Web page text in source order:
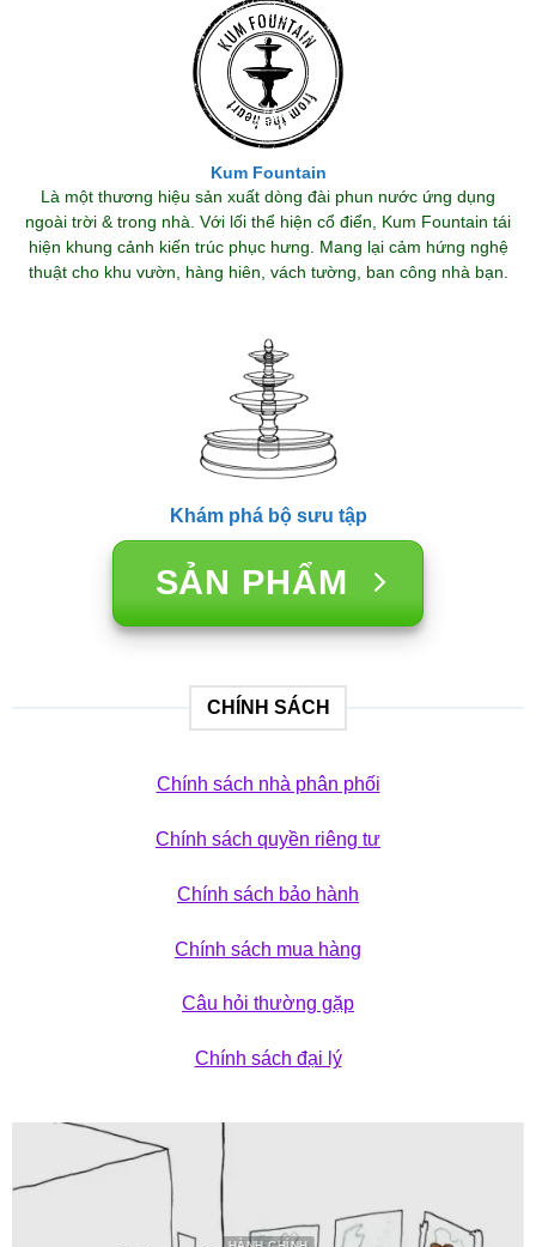
Kum Fountain
Là một thương hiệu sản xuất dòng đài phun nước ứng dụng
ngoài trời & trong nhà. Với lối thể hiện cổ điển, Kum Fountain tái
hiện khung cảnh kiến trúc phục hưng. Mang lại cảm hứng nghệ
thuật cho khu vườn, hàng hiên, vách tường, ban công nhà bạn.
Khám phá bộ sưu tập
SẢN PHẨM
CHÍNH SÁCH
Chính sách nhà phân phối
Chính sách quyền riêng tư
Chính sách bảo hành
Chính sách mua hàng
Câu hỏi thường gặp
Chính sách đại lý